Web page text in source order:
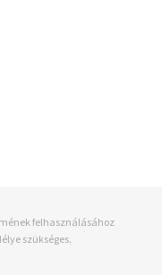
felhasználásához
szükséges.